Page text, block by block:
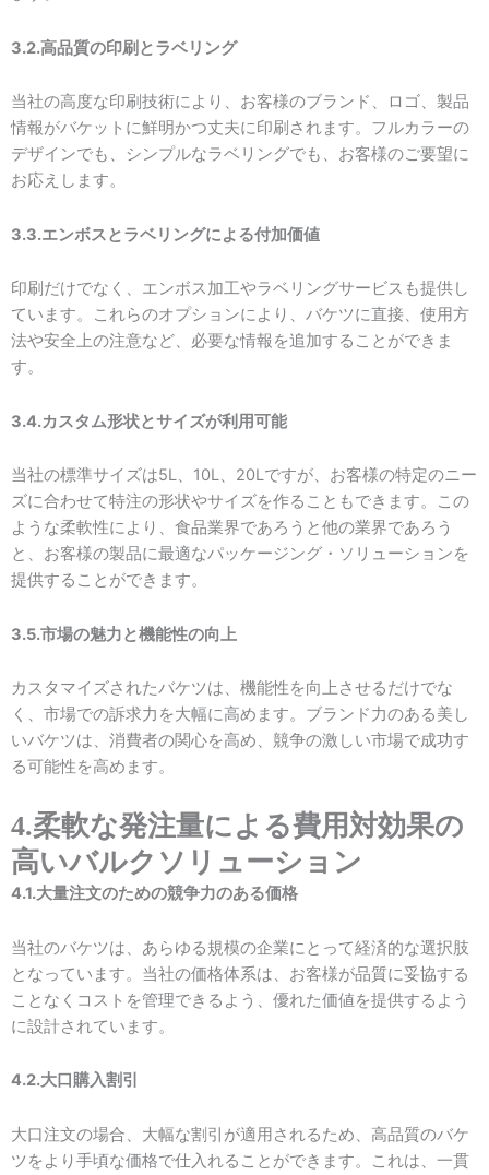
3.2.高品質の印刷とラベリング
当社の高度な印刷技術により、お客様のブランド、ロゴ、製品
情報がバケットに鮮明かつ丈夫に印刷されます。フルカラーの
デザインでも、シンプルなラベリングでも、お客様のご要望に
お応えします。
3.3.エンボスとラベリングによる付加価値
印刷だけでなく、エンボス加工やラベリングサービスも提供し
ています。これらのオプションにより、バケツに直接、使用方
法や安全上の注意など、必要な情報を追加することができま
す。
3.4.カスタム形状とサイズが利用可能
当社の標準サイズは5L、10L、20Lですが、お客様の特定のニー
ズに合わせて特注の形状やサイズを作ることもできます。この
ような柔軟性により、食品業界であろうと他の業界であろう
と、お客様の製品に最適なパッケージング・ソリューションを
提供することができます。
3.5.市場の魅力と機能性の向上
カスタマイズされたバケツは、機能性を向上させるだけでな
く、市場での訴求力を大幅に高めます。ブランド力のある美し
いバケツは、消費者の関心を高め、競争の激しい市場で成功す
る可能性を高めます。
4.柔軟な発注量による費用対効果の
高いバルクソリューション
4.1.大量注文のための競争力のある価格
当社のバケツは、あらゆる規模の企業にとって経済的な選択肢
となっています。当社の価格体系は、お客様が品質に妥協する
ことなくコストを管理できるよう、優れた価値を提供するよう
に設計されています。
4.2.大口購入割引
大口注文の場合、大幅な割引が適用されるため、高品質のバケ
ツをより手頃な価格で仕入れることができます。これは、一貫